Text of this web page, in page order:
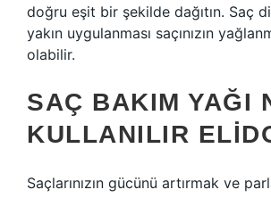
doğru eşit bir şekilde dağıtın. Saç
yakın uygulanması saçınızın
olabilir.
SAÇ BAKIM YAĞI
KULLANILIR
Saçlarınızın gücünü artırmak ve